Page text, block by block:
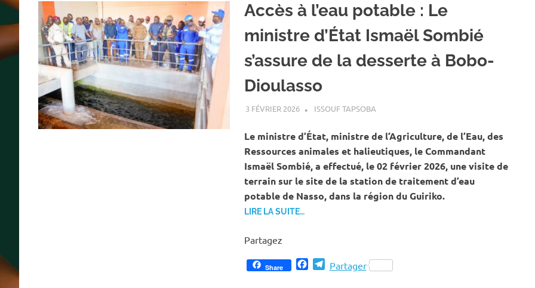
Accès à l’eau potable : Le
ministre d’État Ismaël Sombié
s’assure de la desserte à Bobo-
Dioulasso
3 FÉVRIER 2026 ISSOUF TAPSOBA
Le ministre d’État, ministre de l’Agriculture, de l’Eau, des
Ressources animales et halieutiques, le Commandant
Ismaël Sombié, a effectué, le 02 février 2026, une visite de
terrain sur le site de la station de traitement d’eau
potable de Nasso, dans la région du Guiriko.
LIRE LA SUITE…
Partagez
Share FacebookTelegram
Partager